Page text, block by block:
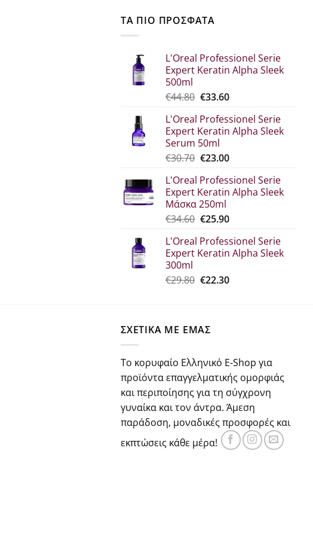
ΤΑ ΠΙΟ ΠΡΟΣΦΑΤΑ
L'Oreal Professionel Serie
Expert Keratin Alpha Sleek
500ml
€44.80 Original
was:
€44.80.
€33.60Η
τιμή
είναι:
L'Oreal Professionel Serie
Expert Keratin Alpha Sleek
Serum 50ml
€30.70 Original
was:
€30.70.
€23.00Η
τιμή
είναι:
L'Oreal Professionel Serie
Expert Keratin Alpha Sleek
Μάσκα 250ml
€34.60 Original
was:
€34.60.
€25.90Η
τιμή
είναι:
L'Oreal Professionel Serie
Expert Keratin Alpha Sleek
300ml
€29.80 Original
€22.30Η
ΣΧΕΤΙΚΑ ΜΕ ΕΜΑΣ
Το κορυφαίο Ελληνικό E-Shop για
προϊόντα επαγγελματικής ομορφιάς
και περιποίησης για τη σύγχρονη
γυναίκα και τον άντρα. Άμεση
παράδοση, μοναδικές προσφορές και
εκπτώσεις κάθε μέρα!